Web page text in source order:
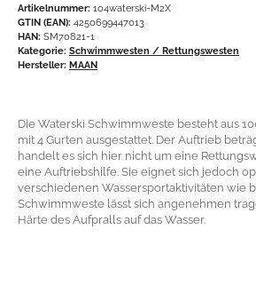
Artikelnummer: 104waterski-M2X
GTIN (EAN): 4250699447013
HAN: SM70821-1
Kategorie: Schwimmwesten / Rettungswesten
Hersteller: MAAN
Die Waterski Schwimmweste besteht aus
mit 4 Gurten ausgestattet. Der Auftrieb
handelt es sich hier nicht um eine
eine Auftriebshilfe. Sie eignet sich jedoch
verschiedenen Wassersportaktivitäten wie
Schwimmweste lässt sich angenehmen
Härte des Aufpralls auf das Wasser.